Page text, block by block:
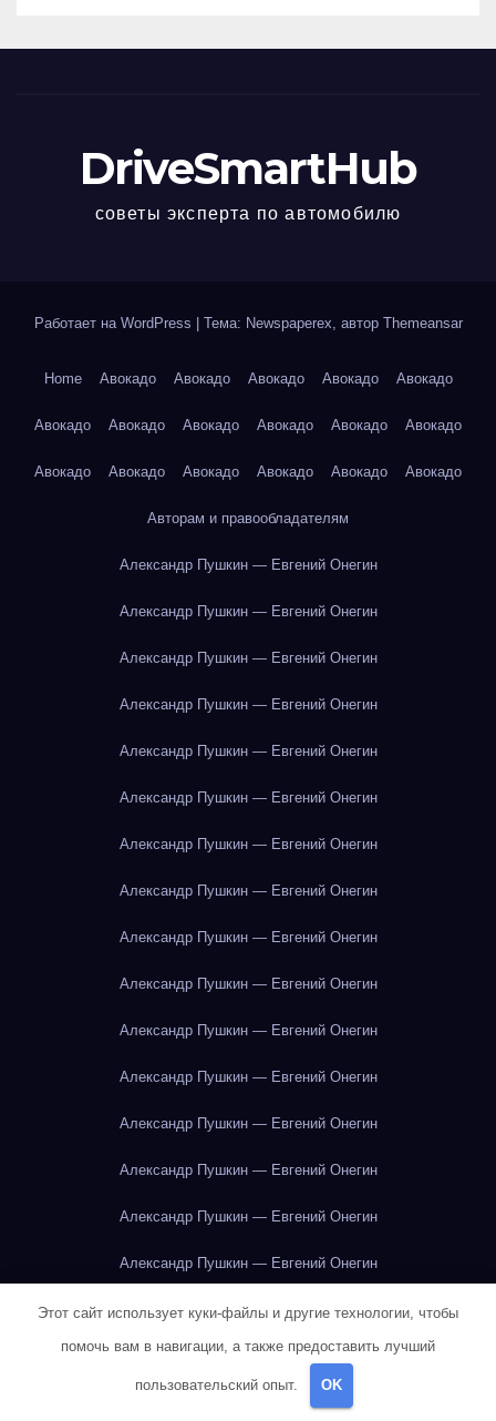
DriveSmartHub
советы эксперта по автомобилю
Работает на WordPress Тема: Newspaperex, автор Themeansar
Home Авокадо Авокадо Авокадо Авокадо Авокадо
Авокадо Авокадо Авокадо Авокадо Авокадо Авокадо
Авокадо Авокадо Авокадо Авокадо Авокадо Авокадо
Авторам и правообладателям
Александр Пушкин — Евгений Онегин
Александр Пушкин — Евгений Онегин
Александр Пушкин — Евгений Онегин
Александр Пушкин — Евгений Онегин
Александр Пушкин — Евгений Онегин
Александр Пушкин — Евгений Онегин
Александр Пушкин — Евгений Онегин
Александр Пушкин — Евгений Онегин
Александр Пушкин — Евгений Онегин
Александр Пушкин — Евгений Онегин
Александр Пушкин — Евгений Онегин
Александр Пушкин — Евгений Онегин
Александр Пушкин — Евгений Онегин
Александр Пушкин — Евгений Онегин
Александр Пушкин — Евгений Онегин
Александр Пушкин — Евгений Онегин
Александр Пушкин — Евгений Онегин
Александр Пушкин — Евгений Онегин Альбер Камю — Чума
Альбер Камю — Чума
Этот сайт использует куки-файлы и другие технологии, чтобы
помочь вам в навигации, а также предоставить лучший
пользовательский опыт. OK